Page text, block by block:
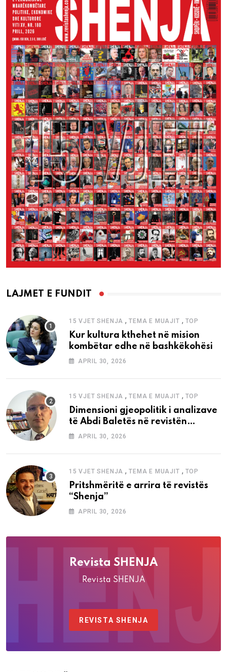
LAJMET E FUNDIT
15 VJET SHENJA ,TEMA E MUAJIT , TOP
Kur kultura kthehet në mision
kombëtar edhe në bashkëkohësi
APRIL 30, 2026
15 VJET SHENJA ,TEMA E MUAJIT , TOP
Dimensioni gjeopolitik i analizave
të Abdi Baletës në revistën
“Shenja”
APRIL 30, 2026
15 VJET SHENJA ,TEMA E MUAJIT , TOP
Pritshmëritë e arrira të revistës
“Shenja”
APRIL 30, 2026
Revista SHENJA
Revista SHENJA
REVISTA SHENJA